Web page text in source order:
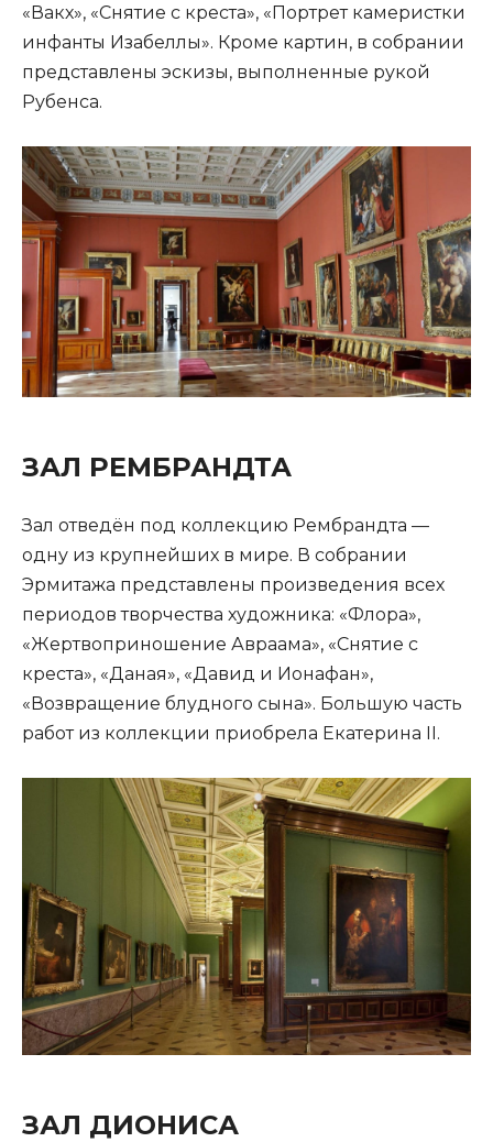
«Вакх», «Снятие с креста», «Портрет камеристки
инфанты Изабеллы». Кроме картин, в собрании
представлены эскизы, выполненные рукой
Рубенса.
ЗАЛ РЕМБРАНДТА
Зал отведён под коллекцию Рембрандта —
одну из крупнейших в мире. В собрании
Эрмитажа представлены произведения всех
периодов творчества художника: «Флора»,
«Жертвоприношение Авраама», «Снятие с
креста», «Даная», «Давид и Ионафан»,
«Возвращение блудного сына». Большую часть
работ из коллекции приобрела Екатерина II.
ЗАЛ ДИОНИСА